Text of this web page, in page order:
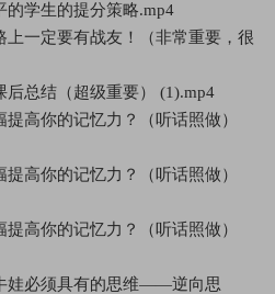
学生的提分策略.mp4
一定要有战友！（非常重要，很
总结（超级重要） (1).mp4
高你的记忆力？（听话照做）
高你的记忆力？（听话照做）
高你的记忆力？（听话照做）
必须具有的思维——逆向思